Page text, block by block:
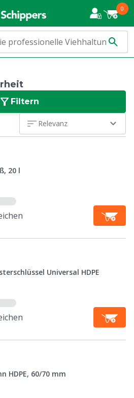
0
Filtern
Relevanz
20 l
Universal HDPE
HDPE, 60/70 mm